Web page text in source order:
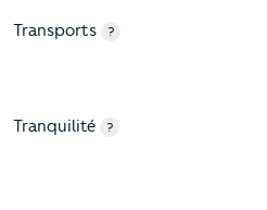
Transports ?
Tranquilité ?